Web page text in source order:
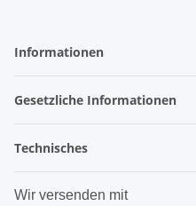
Informationen
Gesetzliche Informationen
Technisches
Wir versenden mit